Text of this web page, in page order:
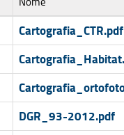
Cartografia_CTR.pdf
DGR_93-2012.pdf